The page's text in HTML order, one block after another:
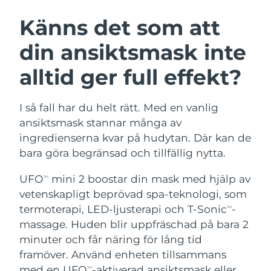
Känns det som att
din ansiktsmask inte
alltid ger full effekt?
I så fall har du helt rätt. Med en vanlig
ansiktsmask stannar många av
ingredienserna kvar på hudytan. Där kan de
bara göra begränsad och tillfällig nytta.
UFOTM
mini 2 boostar din mask med hjälp av
vetenskapligt beprövad spa-teknologi, som
termoterapi, LED-ljusterapi och T-SonicTM-
massage. Huden blir uppfräschad på bara 2
minuter och får näring för lång tid
framöver. Använd enheten tillsammans
TM
Ansiktsrengöring
Anti-aging massage
LUNA™ 4 Plus
LUNA™ 4 Men
For men, anti-aging massage
Ansiktslyft
Microcurrent toning
BEAR™ 2 go
BEAR™ 2 eyes & lips
Microcurrent line smoothing device
Återfuktning
Deep facial hydration
UFO™ 3 LED
Near-infrared and red light therapy
device
Munvård
Hybrid silicone sonic toothbrush
issa™ 4 plus
Smart hybrid silicone sonic toothbrush
FAQ™ ANTI-AGING-BEHANDLING
Anti-aging LED-behandlingar
NEW
Österrike Förväntad leverans08.08.2026
Bahrain Förväntad leverans09.08.2026
Belgien Förväntad leverans 08.08.2026
Bermuda Förväntad leverans14.08.2026
Bosnien och
Hercegovina
Förväntad leverans11.08.2026
Brunei Förväntad leverans 13.08.2026
Bulgarien Förväntad leverans 08.08.2026
Kanada Förväntad leverans12.08.2026
Chile Förväntad leverans12.08.2026